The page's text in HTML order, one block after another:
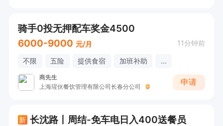
骑手0投无押配车奖金4500
6000-9000 元/月 11分钟前
不限 五险 提供食宿 加班补助 ...
商先生
上海瑆伙餐饮管理有限公司长春分公司
申请
新 长沈路丨周结-免车电日入400送餐员